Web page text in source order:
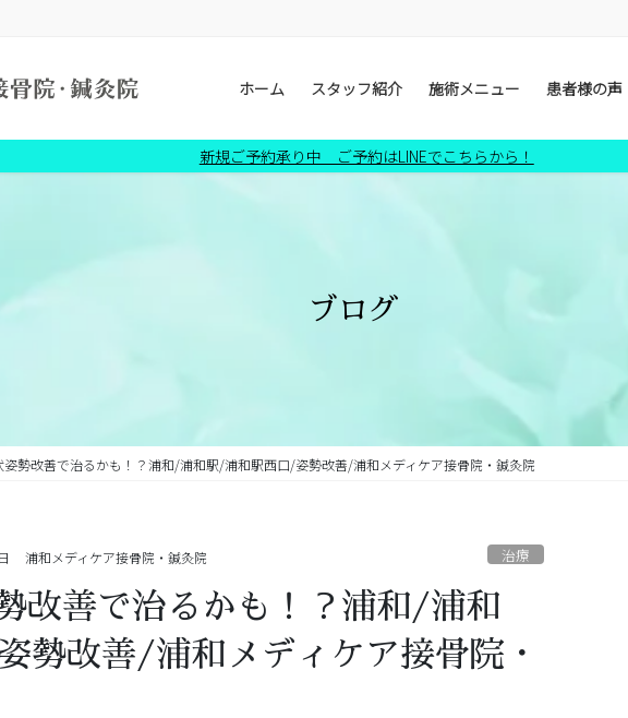
ホーム スタッフ紹介 施術メニュー 患者様の声
新規ご予約承り中 ご予約はLINEでこちらから！
ブログ
姿勢改善で治るかも！？浦和/浦和駅/浦和駅西口/姿勢改善/浦和メディケア接骨院・鍼灸院
浦和メディケア接骨院・鍼灸院 治療
改善で治るかも！？浦和/浦和
勢改善/浦和メディケア接骨院・